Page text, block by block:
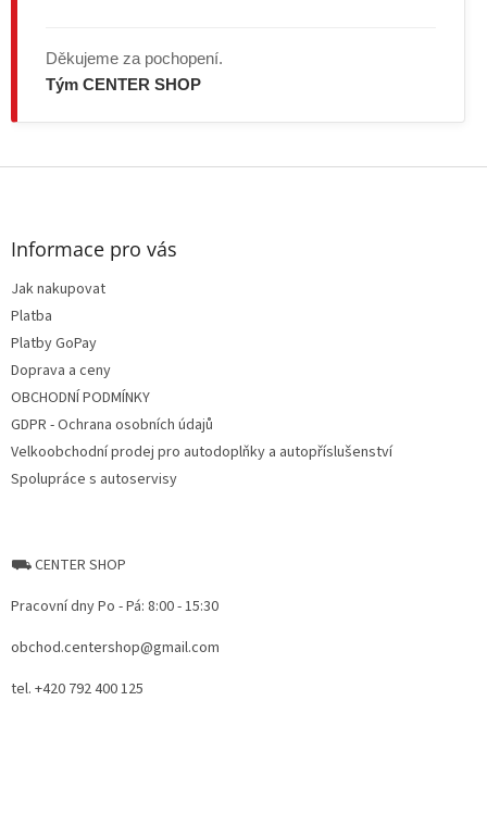
Děkujeme za pochopení.
Tým CENTER SHOP
Z
Informace pro vás
Jak nakupovat
Platba
Platby GoPay
Doprava a ceny
OBCHODNÍ PODMÍNKY
GDPR - Ochrana osobních údajů
Velkoobchodní prodej pro autodoplňky a autopříslušenství
Spolupráce s autoservisy
⛟ CENTER SHOP
Pracovní dny Po - Pá: 8:00 - 15:30
obchod.centershop@gmail.com
tel. +420 792 400 125